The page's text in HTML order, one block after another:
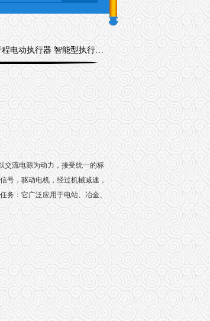
执行器 智能型执行器DKJ-310S
交流电源为动力，接受统一的标
号，驱动电机，经过机械减速，
务：它广泛应用于电站、冶金、